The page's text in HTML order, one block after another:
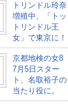
トリンドル玲奈
増殖中、「トッ
トリンドル王
女」で東京に！
京都地検の女8
7月5日スター
ト、名取裕子の
当たり役に。